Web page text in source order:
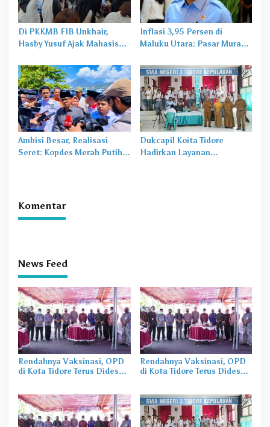
Di PKKMB FIB Unkhair,
Hasby Yusuf Ajak Mahasiswa
Budaya dan Literasi
Inflasi 3,95 Persen di
Maluku Utara: Pasar Murah
Masalah Baru
Ambisi Besar, Realisasi
Seret: Kopdes Merah Putih
Dukcapil Koita Tidore
Hadirkan Layanan
Komentar
News Feed
Rendahnya Vaksinasi, OPD
di Kota Tidore Terus Didesak
Rendahnya Vaksinasi, OPD
di Kota Tidore Terus Didesak